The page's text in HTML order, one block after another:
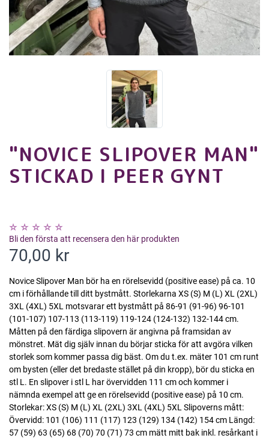
"NOVICE SLIPOVER MAN"
STICKAD I PEER GYNT
Bli den första att recensera den här produkten
70,00 kr
Novice Slipover Man bör ha en rörelsevidd (positive ease) på ca. 10
cm i förhållande till ditt bystmått. Storlekarna XS (S) M (L) XL (2XL)
3XL (4XL) 5XL motsvarar ett bystmått på 86-91 (91-96) 96-101
(101-107) 107-113 (113-119) 119-124 (124-132) 132-144 cm.
Måtten på den färdiga slipovern är angivna på framsidan av
mönstret. Mät dig själv innan du börjar sticka för att avgöra vilken
storlek som kommer passa dig bäst. Om du t.ex. mäter 101 cm runt
om bysten (eller det bredaste stället på din kropp), bör du sticka en
stl L. En slipover i stl L har övervidden 111 cm och kommer i
nämnda exempel att ge en rörelsevidd (positive ease) på 10 cm.
Storlekar: XS (S) M (L) XL (2XL) 3XL (4XL) 5XL Slipoverns mått:
Övervidd: 101 (106) 111 (117) 123 (129) 134 (142) 154 cm Längd:
57 (59) 63 (65) 68 (70) 70 (71) 73 cm mätt mitt bak inkl. resårkant i